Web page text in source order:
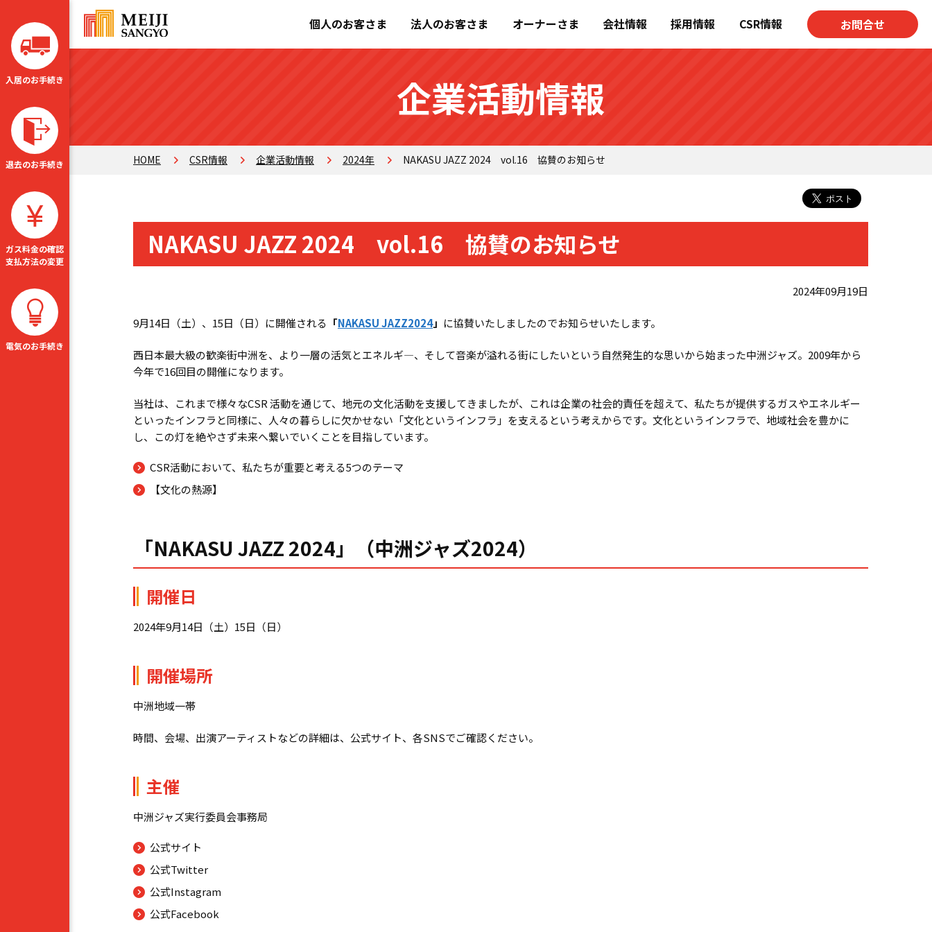
個人のお客さま 法人のお客さま オーナーさま 会社情報 採用情報 CSR情報 お問合せ
入居のお手続き
退去のお手続き
ガス料金の確認
支払方法の変更
電気のお手続き
企業活動情報
HOME CSR情報 企業活動情報 2024年 NAKASU JAZZ 2024 vol.16 協賛のお知らせ
NAKASU JAZZ 2024 vol.16 協賛のお知らせ
2024年09月19日
9月14日（土）、 15日（日）に開催される 「NAKASU JAZZ2024」 に協賛いたしましたのでお知らせいたします。
西日本最大級の歓楽街中洲を、より一層の活気とエネルギ―、そして音楽が溢れる街にしたいという自然発生的な思いから始まった中洲ジャズ。2009年から
今年で16回目の開催になります。
当社は、これまで様々なCSR活動を通じて、地元の文化活動を支援してきましたが、これは企業の社会的責任を超えて、私たちが提供するガスやエネルギー
といったインフラと同様に、人々の暮らしに欠かせない「文化というインフラ」を支えるという考えからです。文化というインフラで、地域社会を豊かに
し、この灯を絶やさず未来へ繋いでいくことを目指しています。
CSR活動において、私たちが重要と考える5つのテーマ
【文化の熱源】
「NAKASU JAZZ 2024」（中洲ジャズ2024）
開催日
2024年9月14日（土）15日（日）
開催場所
中洲地域一帯
時間、会場、出演アーティストなどの詳細は、公式サイト、各SNSでご確認ください。
主催
中洲ジャズ実行委員会事務局
公式サイト
公式Twitter
公式Instagram
公式Facebook